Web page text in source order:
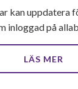
kan uppdatera
inloggad på
LÄS MER